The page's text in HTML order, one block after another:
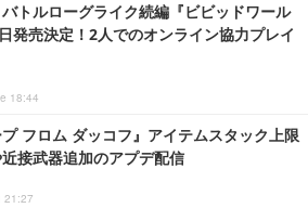
トルローグライク続編『ビビッドワール
発売決定！2人でのオンライン協力プレイ
18:44
プ フロム ダッコフ』アイテムスタック上限
接武器追加のアプデ配信
21:27